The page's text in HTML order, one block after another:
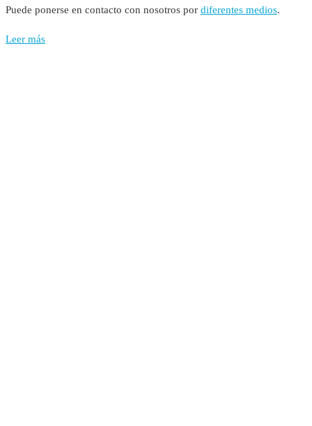
Puede ponerse en contacto con nosotros por diferentes medios.
Leer más